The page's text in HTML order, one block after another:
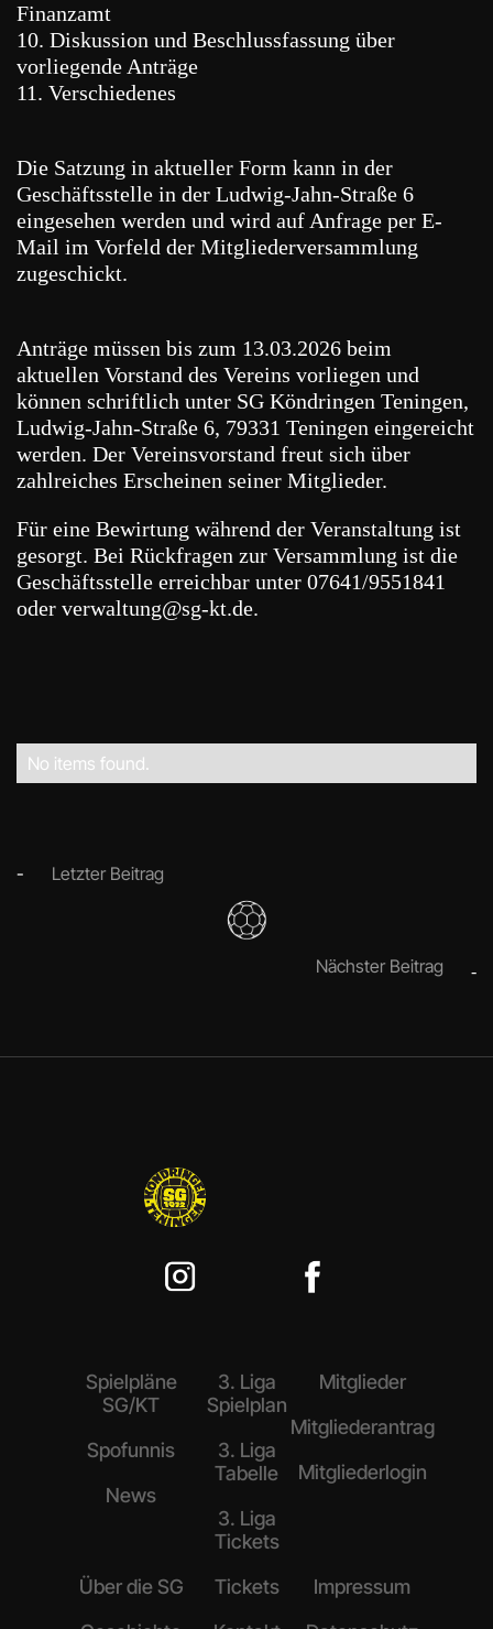
Finanzamt
10. Diskussion und Beschlussfassung über
vorliegende Anträge
11. Verschiedenes
Die Satzung in aktueller Form kann in der
Geschäftsstelle in der Ludwig-Jahn-Straße 6
eingesehen werden und wird auf Anfrage per E-
Mail im Vorfeld der Mitgliederversammlung
zugeschickt.
Anträge müssen bis zum 13.03.2026 beim
aktuellen Vorstand des Vereins vorliegen und
können schriftlich unter SG Köndringen Teningen,
Ludwig-Jahn-Straße 6, 79331 Teningen eingereicht
werden. Der Vereinsvorstand freut sich über
zahlreiches Erscheinen seiner Mitglieder.
Für eine Bewirtung während der Veranstaltung ist
gesorgt. Bei Rückfragen zur Versammlung ist die
Geschäftsstelle erreichbar unter 07641/9551841
oder verwaltung@sg-kt.de.
No items found.
- Letzter Beitrag
Nächster Beitrag -
Spielpläne
SG/KT
Spofunnis
News
3. Liga
Spielplan
3. Liga
Tabelle
3. Liga
Tickets
Mitglieder
Mitgliederantrag
Mitgliederlogin
Über die SG
Tickets
Impressum